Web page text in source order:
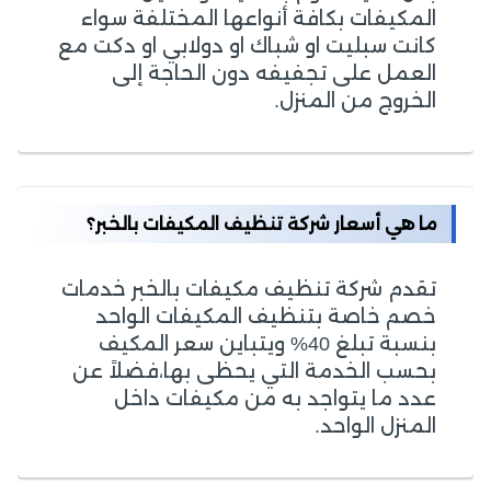
المكيفات بكافة أنواعها المختلفة سواء
كانت سبليت او شباك او دولابي او دكت مع
العمل على تجفيفه دون الحاجة إلى
الخروج من المنزل.
ما هي أسعار شركة تنظيف المكيفات بالخبر؟
تقدم شركة تنظيف مكيفات بالخبر خدمات
خصم خاصة بتنظيف المكيفات الواحد
بنسبة تبلغ 40% ويتباين سعر المكيف
بحسب الخدمة التي يحظى بها،فضلاً عن
عدد ما يتواجد به من مكيفات داخل
المنزل الواحد.